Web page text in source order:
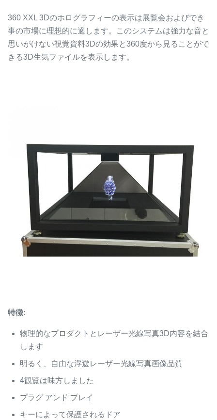
360 XXL 3Dのホログラフィーの表示は展覧会およびでき
事の市場に理想的に適します。このシステムは強力な音と
思いがけない視覚資料3Dの効果と360度から見ることがで
きる3D生気ファイルを表示します。
特徴:
物理的なプロダクトとレーザー光線写真3D内容を結合
します
明るく、自由な浮遊レーザー光線写真画像品質
4観覧は味方しました
プラグ アンド プレイ
キーによって保護されるドア